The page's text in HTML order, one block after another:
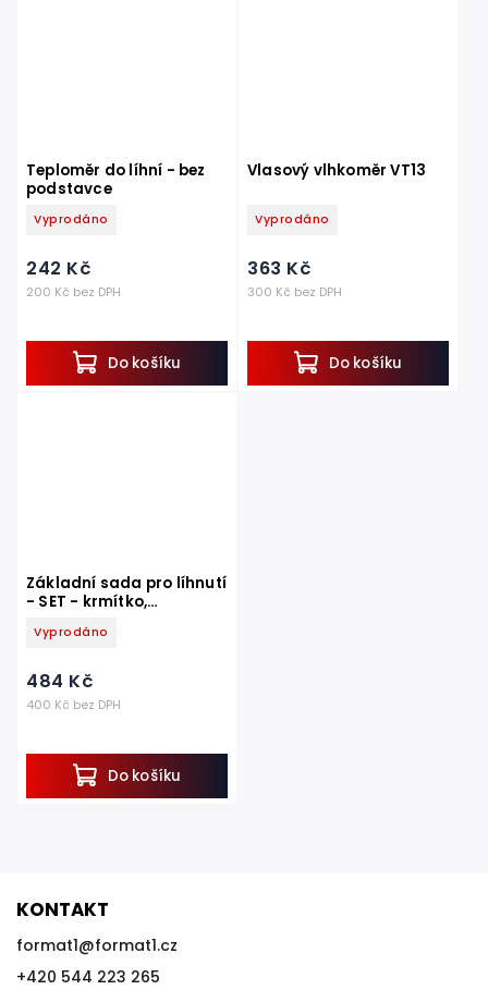
Teploměr do líhní - bez
podstavce
Vyprodáno
200 Kč bez DPH
242 Kč
Do košíku
Vlasový vlhkoměr VT13
Vyprodáno
300 Kč bez DPH
363 Kč
Do košíku
Základní sada pro líhnutí
- SET - krmítko,
vajec, flaštička a
Vyprodáno
400 Kč bez DPH
484 Kč
Do košíku
KONTAKT
format1@format1.cz
+420 544 223 265